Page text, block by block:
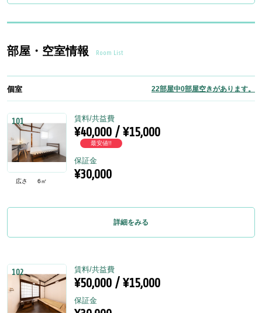
部屋・空室情報 Room List
個室 22部屋中0部屋空きがあります。
101
広さ 6㎡
賃料/共益費
¥40,000 / ¥15,000
最安値!!
保証金
¥30,000
詳細をみる
102 賃料/共益費
¥50,000 / ¥15,000
保証金